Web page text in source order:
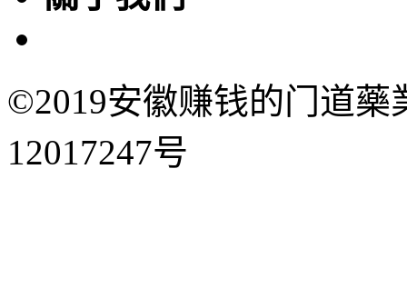
©2019安徽赚钱的门道藥
12017247号